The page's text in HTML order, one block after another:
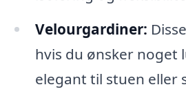
Velourgardiner:
hvis du ønsker noget
elegant til stuen eller